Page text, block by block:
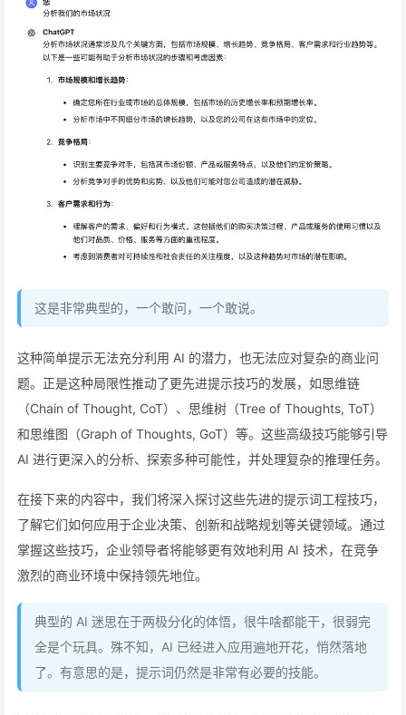
这是非常典型的，一个敢问，一个敢说。
这种简单提示无法充分利用 AI 的潜力，也无法应对复杂的商业问
题。正是这种局限性推动了更先进提示技巧的发展，如思维链
（Chain of Thought, CoT）、思维树（Tree of Thoughts, ToT）
和思维图（Graph of Thoughts, GoT）等。这些高级技巧能够引导
AI 进行更深入的分析、探索多种可能性，并处理复杂的推理任务。
在接下来的内容中，我们将深入探讨这些先进的提示词工程技巧，
了解它们如何应用于企业决策、创新和战略规划等关键领域。通过
掌握这些技巧，企业领导者将能够更有效地利用 AI 技术，在竞争
激烈的商业环境中保持领先地位。
典型的 AI 迷思在于两极分化的体悟，很牛啥都能干，很弱完
全是个玩具。殊不知，AI 已经进入应用遍地开花，悄然落地
了。有意思的是，提示词仍然是非常有必要的技能。